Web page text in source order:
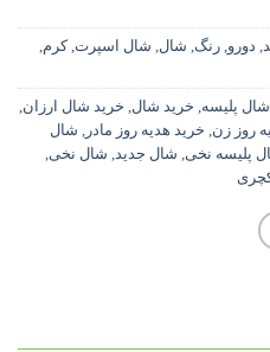
, دورو, رنگ, شال, شال اسپرت, کرم,
شال پلیسه, خرید شال, خرید شال ارزان,
روز زن, خرید هدیه روز مادر , شال
پلیسه نخی, شال جدید, شال نخی,